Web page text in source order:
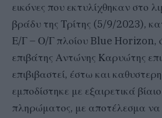
εικόνες που εκτυλίχθηκαν στο
βράδυ της Τρίτης (5/9/2023),
Ε/Γ – Ο/Γ πλοίου Blue Horizon,
επιβάτης Αντώνης Καρυώτης
επιβιβαστεί, έστω και
εμποδίστηκε με εξαιρετικά
πληρώματος, με αποτέλεσμα να